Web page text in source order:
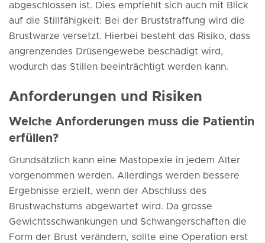
abgeschlossen ist. Dies empfiehlt sich auch mit Blick
auf die Stillfähigkeit: Bei der Bruststraffung wird die
Brustwarze versetzt. Hierbei besteht das Risiko, dass
angrenzendes Drüsengewebe beschädigt wird,
wodurch das Stillen beeinträchtigt werden kann.
Anforderungen und Risiken
Welche Anforderungen muss die Patientin
erfüllen?
Grundsätzlich kann eine Mastopexie in jedem Alter
vorgenommen werden. Allerdings werden bessere
Ergebnisse erzielt, wenn der Abschluss des
Brustwachstums abgewartet wird. Da grosse
Gewichtsschwankungen und Schwangerschaften die
Form der Brust verändern, sollte eine Operation erst